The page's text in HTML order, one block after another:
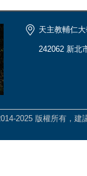
天主教輔仁
242062 新北
2025 版權所有，